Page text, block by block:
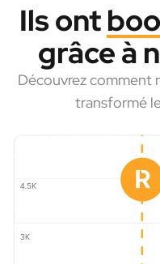
Ils ont
grâce à
Découvrez comment
transformé